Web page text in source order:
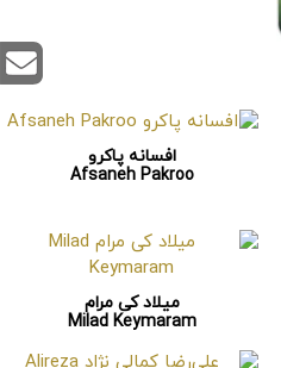
افسانه پاکرو
Afsaneh Pakroo
میلاد کی مرام
Milad Keymaram